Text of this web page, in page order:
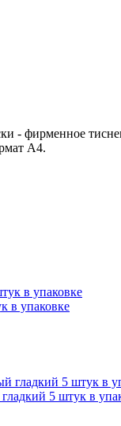
- фирменное
А4.
в упаковке
5 штук в